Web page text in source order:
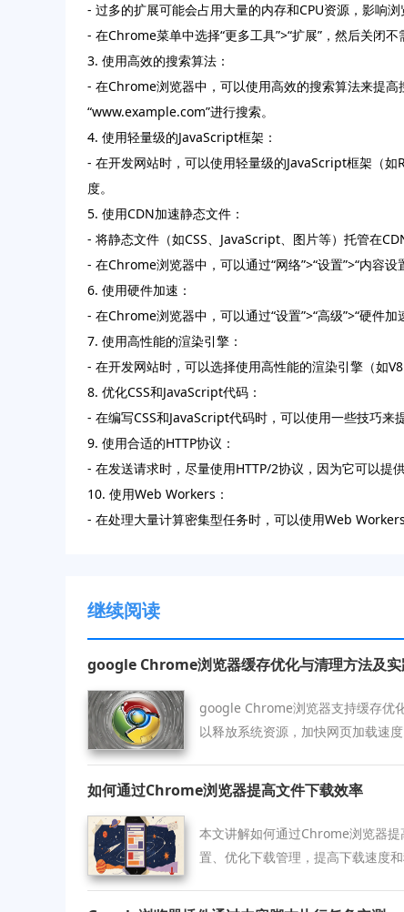
- 过多的扩展可能会占用大量的内存和CPU资源，影响
- 在Chrome菜单中选择“更多工具”>“扩展”，然后关闭不
3. 使用高效的搜索算法：
- 在Chrome浏览器中，可以使用高效的搜索算法来提
“www.example.com”进行搜索。
4. 使用轻量级的JavaScript框架：
- 在开发网站时，可以使用轻量级的JavaScript框架（
度。
5. 使用CDN加速静态文件：
- 将静态文件（如CSS、JavaScript、图片等）托管在
- 在Chrome浏览器中，可以通过“网络”>“设置”>“内容设
6. 使用硬件加速：
- 在Chrome浏览器中，可以通过“设置”>“高级”>“硬件
7. 使用高性能的渲染引擎：
- 在开发网站时，可以选择使用高性能的渲染引擎（如
8. 优化CSS和JavaScript代码：
- 在编写CSS和JavaScript代码时，可以使用一些技巧来
9. 使用合适的HTTP协议：
- 在发送请求时，尽量使用HTTP/2协议，因为它可以提
10. 使用Web Workers：
- 在处理大量计算密集型任务时，可以使用Web
继续阅读
google Chrome浏览器缓存优化与清理方法及
google Chrome浏览器支持缓存优
以释放系统资源，加快网页加载速
如何通过Chrome浏览器提高文件下载效率
本文讲解如何通过Chrome浏览器
置、优化下载管理，提高下载速度和